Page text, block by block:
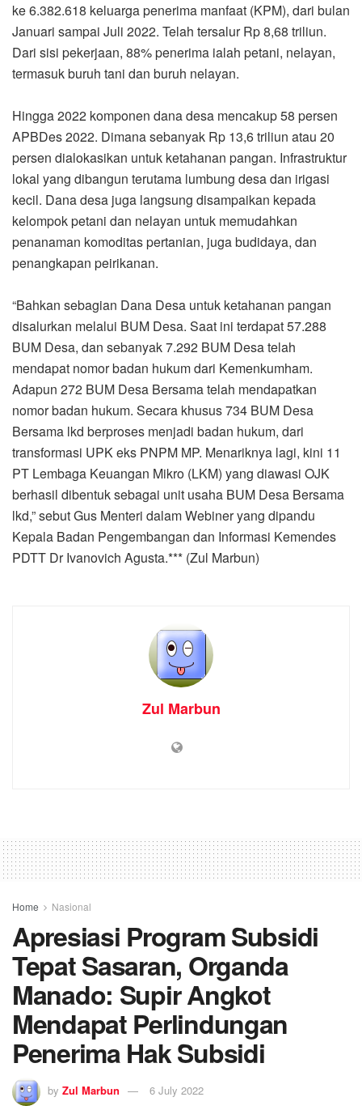
ke 6.382.618 keluarga penerima manfaat (KPM), dari bulan
Januari sampai Juli 2022. Telah tersalur Rp 8,68 triliun.
Dari sisi pekerjaan, 88% penerima ialah petani, nelayan,
termasuk buruh tani dan buruh nelayan.
Hingga 2022 komponen dana desa mencakup 58 persen
APBDes 2022. Dimana sebanyak Rp 13,6 triliun atau 20
persen dialokasikan untuk ketahanan pangan. Infrastruktur
lokal yang dibangun terutama lumbung desa dan irigasi
kecil. Dana desa juga langsung disampaikan kepada
kelompok petani dan nelayan untuk memudahkan
penanaman komoditas pertanian, juga budidaya, dan
penangkapan peirikanan.
“Bahkan sebagian Dana Desa untuk ketahanan pangan
disalurkan melalui BUM Desa. Saat ini terdapat 57.288
BUM Desa, dan sebanyak 7.292 BUM Desa telah
mendapat nomor badan hukum dari Kemenkumham.
Adapun 272 BUM Desa Bersama telah mendapatkan
nomor badan hukum. Secara khusus 734 BUM Desa
Bersama lkd berproses menjadi badan hukum, dari
transformasi UPK eks PNPM MP. Menariknya lagi, kini 11
PT Lembaga Keuangan Mikro (LKM) yang diawasi OJK
berhasil dibentuk sebagai unit usaha BUM Desa Bersama
lkd,” sebut Gus Menteri dalam Webiner yang dipandu
Kepala Badan Pengembangan dan Informasi Kemendes
PDTT Dr Ivanovich Agusta.*** (Zul Marbun)
Zul Marbun
Home Nasional
Apresiasi Program Subsidi
Tepat Sasaran, Organda
Manado: Supir Angkot
Mendapat Perlindungan
Penerima Hak Subsidi
by Zul Marbun 6 July 2022